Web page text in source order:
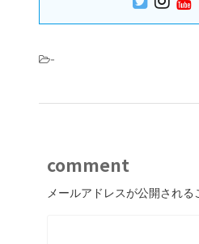
-
comment
メールアドレスが公開される